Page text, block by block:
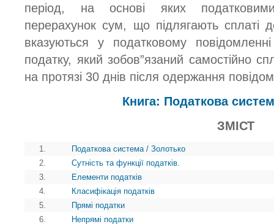
період, на основі яких
перерахунок сум, що підлягають сплаті
вказуються у податковому
податку, який зобов”язаний самостійно
на протязі 30 днів після одержання
Книга: Податкова
ЗМІСТ
1.
Податкова система / Золотько
2.
Сутність та функції податків.
3.
Елементи податків
4.
Класифікація податків
5.
Прямі податки
6.
Непрямі податки